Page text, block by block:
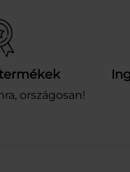
országosan!